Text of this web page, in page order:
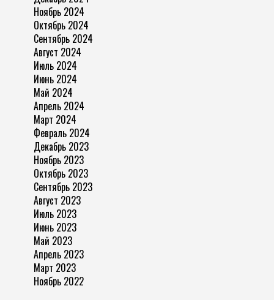
Ноябрь 2024
Октябрь 2024
Сентябрь 2024
Август 2024
Июль 2024
Июнь 2024
Май 2024
Апрель 2024
Март 2024
Февраль 2024
Декабрь 2023
Ноябрь 2023
Октябрь 2023
Сентябрь 2023
Август 2023
Июль 2023
Июнь 2023
Май 2023
Апрель 2023
Март 2023
Ноябрь 2022